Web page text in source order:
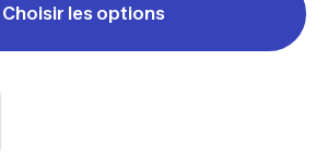
Choisir les options